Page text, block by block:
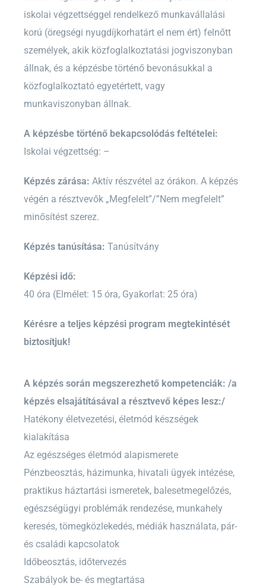
iskolai végzettséggel rendelkező munkavállalási
korú (öregségi nyugdíjkorhatárt el nem ért) felnőtt
személyek, akik közfoglalkoztatási jogviszonyban
állnak, és a képzésbe történő bevonásukkal a
közfoglalkoztató egyetértett, vagy
munkaviszonyban állnak.
A képzésbe történő bekapcsolódás feltételei:
Iskolai végzettség: –
Képzés zárása: Aktív részvétel az órákon. A képzés
végén a résztvevők „Megfelelt”/”Nem megfelelt”
minősítést szerez.
Képzés tanúsítása: Tanúsítvány
Képzési idő:
40 óra (Elmélet: 15 óra, Gyakorlat: 25 óra)
Kérésre a teljes képzési program megtekintését
biztosítjuk!
A képzés során megszerezhető kompetenciák: /a
képzés elsajátításával a résztvevő képes lesz:/
Hatékony életvezetési, életmód készségek
kialakítása
Az egészséges életmód alapismerete
Pénzbeosztás, házimunka, hivatali ügyek intézése,
praktikus háztartási ismeretek, balesetmegelőzés,
egészségügyi problémák rendezése, munkahely
keresés, tömegközlekedés, médiák használata, pár-
és családi kapcsolatok
Időbeosztás, időtervezés
Szabályok be- és megtartása